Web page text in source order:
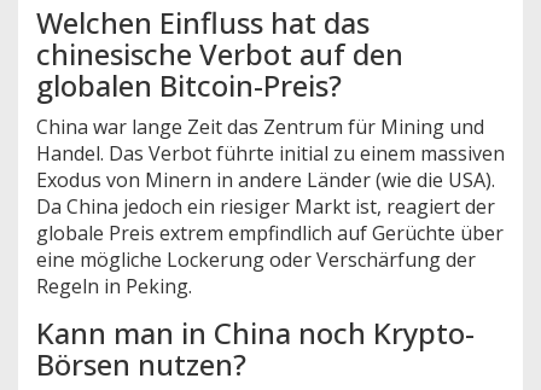
Welchen Einfluss hat das
chinesische Verbot auf den
globalen Bitcoin-Preis?
China war lange Zeit das Zentrum für Mining und
Handel. Das Verbot führte initial zu einem massiven
Exodus von Minern in andere Länder (wie die USA).
Da China jedoch ein riesiger Markt ist, reagiert der
globale Preis extrem empfindlich auf Gerüchte über
eine mögliche Lockerung oder Verschärfung der
Regeln in Peking.
Kann man in China noch Krypto-
Börsen nutzen?